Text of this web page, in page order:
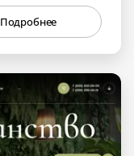
Подробнее